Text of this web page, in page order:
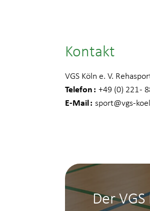
Kontakt
VGS Köln e. V.
Telefon +49 (0) 221 -
E-Mail sport@vgs-
Der